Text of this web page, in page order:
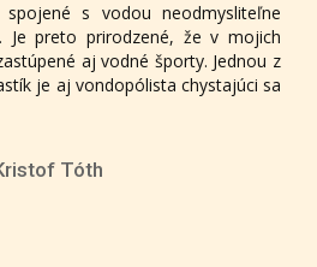
s vodou neodmysliteľne
preto prirodzené, že v mojich
aj vodné športy. Jednou z
je aj vondopólista chystajúci sa
Tóth